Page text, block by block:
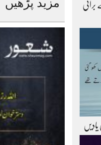
مزید پڑھیں برائی